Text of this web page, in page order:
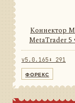
Коннектор
MetaTrader 5
терминалом
MQL-эксперт
v5.0.165 ⬇ 291
ФОРЕКС